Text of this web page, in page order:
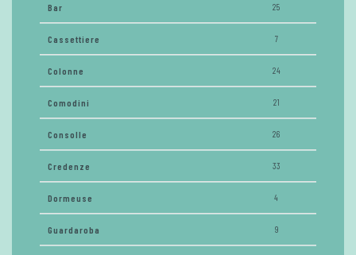
Bar 25
Cassettiere 7
Colonne 24
Comodini 21
Consolle 26
Credenze 33
Dormeuse 4
Guardaroba 9